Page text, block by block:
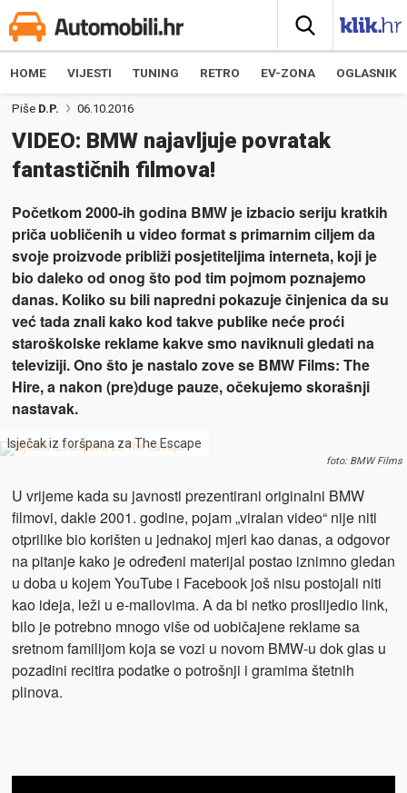
HOME VIJESTI TUNING RETRO EV-ZONA OGLASNIK
Piše D.P. 06.10.2016
VIDEO: BMW najavljuje povratak
fantastičnih filmova!
Početkom 2000-ih godina BMW je izbacio seriju kratkih
priča uobličenih u video format s primarnim ciljem da
svoje proizvode približi posjetiteljima interneta, koji je
bio daleko od onog što pod tim pojmom poznajemo
danas. Koliko su bili napredni pokazuje činjenica da su
već tada znali kako kod takve publike neće proći
staroškolske reklame kakve smo naviknuli gledati na
televiziji. Ono što je nastalo zove se BMW Films: The
Hire, a nakon (pre)duge pauze, očekujemo skorašnji
nastavak.
Isječak iz foršpana za The Escape
foto: BMW Films
U vrijeme kada su javnosti prezentirani originalni BMW
filmovi, dakle 2001. godine, pojam „viralan video“ nije niti
otprilike bio korišten u jednakoj mjeri kao danas, a odgovor
na pitanje kako je određeni materijal postao iznimno gledan
u doba u kojem YouTube i Facebook još nisu postojali niti
kao ideja, leži u e-mailovima. A da bi netko proslijedio link,
bilo je potrebno mnogo više od uobičajene reklame sa
sretnom familijom koja se vozi u novom BMW-u dok glas u
pozadini recitira podatke o potrošnji i gramima štetnih
plinova.